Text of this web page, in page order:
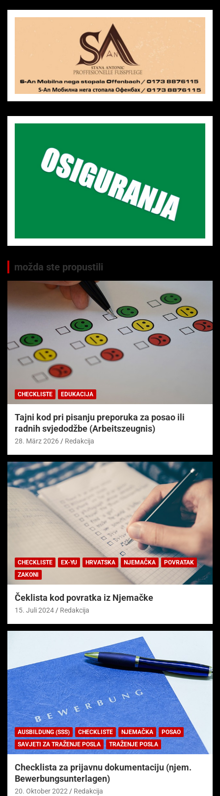
možda ste propustili
CHECKLISTE EDUKACIJA
Tajni kod pri pisanju preporuka za posao ili
radnih svjedodžbe (Arbeitszeugnis)
28. März 2026 Redakcija
CHECKLISTE EX-YU HRVATSKA NJEMAČKA
POVRATAK
ZAKONI
Čeklista kod povratka iz Njemačke
15. Juli 2024 Redakcija
AUSBILDUNG (SSS) CHECKLISTE NJEMAČKA
POSAO
SAVJETI ZA TRAŽENJE POSLA
TRAŽENJE POSLA
Checklista za prijavnu dokumentaciju (njem.
Bewerbungsunterlagen)
20. Oktober 2022 Redakcija